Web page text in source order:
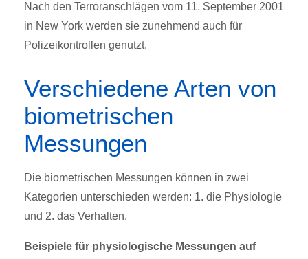
Nach den Terroranschlägen vom 11. September 2001
in New York werden sie zunehmend auch für
Polizeikontrollen genutzt.
Verschiedene Arten von
biometrischen
Messungen
Die biometrischen Messungen können in zwei
Kategorien unterschieden werden: 1. die Physiologie
und 2. das Verhalten.
Beispiele für physiologische Messungen auf